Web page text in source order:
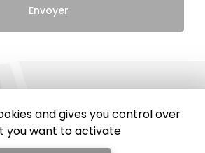
and gives you control over
you want to activate